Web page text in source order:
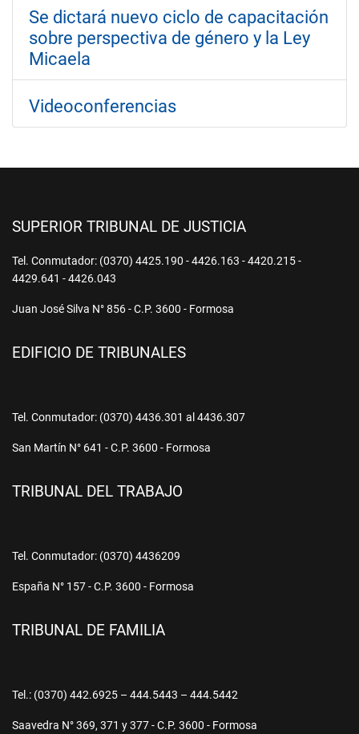
Se dictará nuevo ciclo de capacitación
sobre perspectiva de género y la Ley
Micaela
Videoconferencias
SUPERIOR TRIBUNAL DE JUSTICIA
Tel. Conmutador: (0370) 4425.190 - 4426.163 - 4420.215 -
4429.641 - 4426.043
Juan José Silva N° 856 - C.P. 3600 - Formosa
EDIFICIO DE TRIBUNALES
Tel. Conmutador: (0370) 4436.301 al 4436.307
San Martín N° 641 - C.P. 3600 - Formosa
TRIBUNAL DEL TRABAJO
Tel. Conmutador: (0370) 4436209
España N° 157 - C.P. 3600 - Formosa
TRIBUNAL DE FAMILIA
Tel.: (0370) 442.6925 – 444.5443 – 444.5442
Saavedra N° 369, 371 y 377 - C.P. 3600 - Formosa